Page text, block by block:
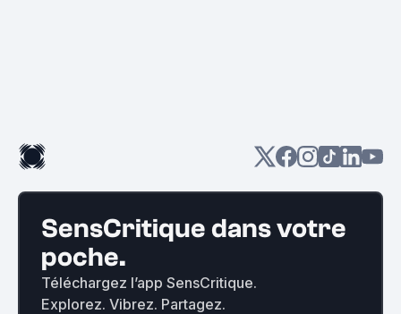
SensCritique dans votre
poche.
Téléchargez l’app SensCritique.
Explorez. Vibrez. Partagez.